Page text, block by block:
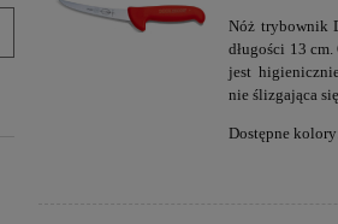
Nóż trybownik
długości 13
jest
nie ślizgająca
Dostępne